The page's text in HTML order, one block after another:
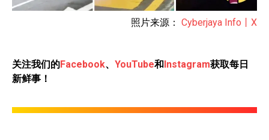
照片来源： Cyberjaya Info丨X
关注我们的Facebook、 YouTube和Instagram获取每日
新鲜事！